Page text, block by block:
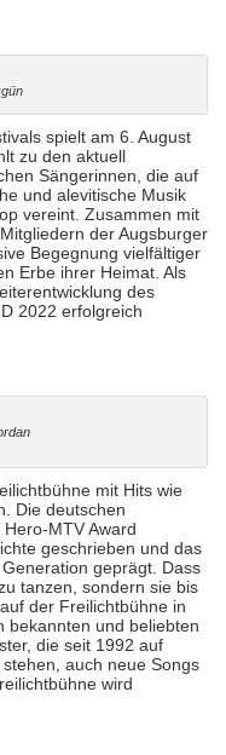
spielt am 6. August
zu den aktuell
Sängerinnen, die auf
und alevitische Musik
vereint. Zusammen mit
der Augsburger
Begegnung vielfältiger
Erbe ihrer Heimat. Als
des
2022 erfolgreich
mit Hits wie
Die deutschen
MTV Award
geschrieben und das
geprägt. Dass
tanzen, sondern sie bis
der Freilichtbühne in
bekannten und beliebten
die seit 1992 auf
auch neue Songs
wird